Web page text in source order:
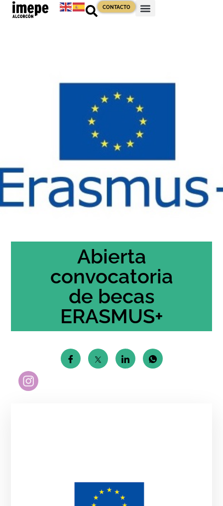
CONTACTO
Abierta
convocatoria
de becas
ERASMUS+